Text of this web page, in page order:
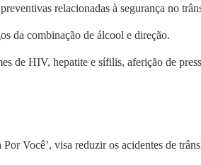
relacionadas à segurança no
da combinação de álcool e direção.
de HIV, hepatite e sífilis, aferição de
Você’, visa reduzir os acidentes de